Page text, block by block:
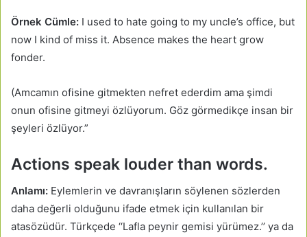
Örnek Cümle: I used to hate going to my uncle’s office, but
now I kind of miss it. Absence makes the heart grow
fonder.
(Amcamın ofisine gitmekten nefret ederdim ama şimdi
onun ofisine gitmeyi özlüyorum. Göz görmedikçe insan bir
şeyleri özlüyor.”
Actions speak louder than words.
Anlamı: Eylemlerin ve davranışların söylenen sözlerden
daha değerli olduğunu ifade etmek için kullanılan bir
atasözüdür. Türkçede ‘‘Lafla peynir gemisi yürümez.’’ ya da